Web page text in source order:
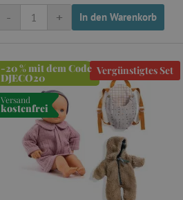
+
- In den Warenkorb
-20 % mit dem Code
DJECO20
Versand
kostenfrei
Vergünstigtes Set